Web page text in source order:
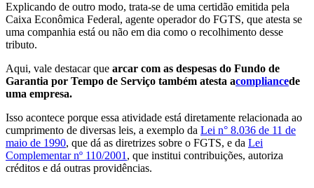
Explicando de outro modo, trata-se de uma certidão emitida pela
Caixa Econômica Federal, agente operador do FGTS, que atesta se
uma companhia está ou não em dia como o recolhimento desse
tributo.
Aqui, vale destacar que arcar com as despesas do Fundo de
Garantia por Tempo de Serviço também atesta acompliancede
uma empresa.
Isso acontece porque essa atividade está diretamente relacionada ao
cumprimento de diversas leis, a exemplo da Lei n° 8.036 de 11 de
maio de 1990, que dá as diretrizes sobre o FGTS, e da Lei
Complementar nº 110/2001 , que institui contribuições, autoriza
créditos e dá outras providências.